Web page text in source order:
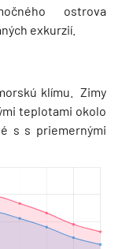
ostrova
exkurzií.
klímu. Zimy
teplotami okolo
s s priemernými